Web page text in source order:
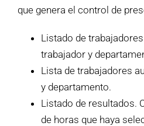
que genera el control de
Listado de
trabajador y
Lista de trabajadores
y departamento.
Listado de resultados.
de horas que haya